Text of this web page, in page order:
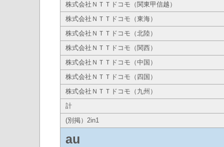
株式会社ＮＴＴドコモ（関東甲信越）
株式会社ＮＴＴドコモ（東海）
株式会社ＮＴＴドコモ（北陸）
株式会社ＮＴＴドコモ（関西）
株式会社ＮＴＴドコモ（中国）
株式会社ＮＴＴドコモ（四国）
株式会社ＮＴＴドコモ（九州）
計
(別掲）2in1
au